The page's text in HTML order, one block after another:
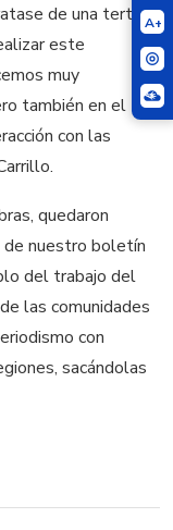
A+
de una tertulia
este
muy
también en el
con las
quedaron
de nuestro boletín
del trabajo del
las comunidades
con
sacándolas